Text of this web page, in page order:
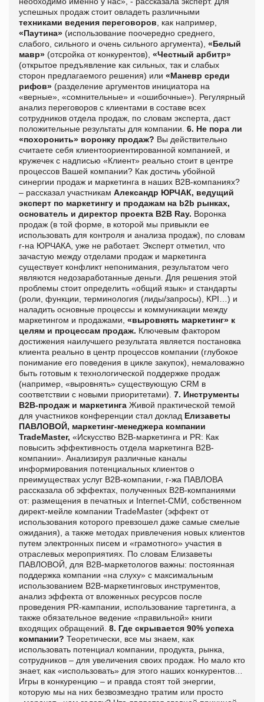
успешных продаж стоит овладеть различными
техниками ведения переговоров , как например,
«Паутина» (использование поочередно среднего,
слабого, сильного и очень сильного аргумента), «Белый
мавр» (отсройка от конкурентов), «Честный арбитр»
(открытое предъявление как сильных, так и слабых
сторон предлагаемого решения) или «Маневр среди
рифов» (разделение аргументов инициатора на
«верные», «сомнительные» и «ошибочные»). Регулярный
анализ переговоров с клиентами в составе всех
сотрудников отдела продаж, по словам эксперта, даст
положительные результаты для компании. 6. Не пора ли
«похоронить» воронку продаж? Вы действительно
считаете себя клиентоориентированной компанией, и
кружечек с надписью «Клиент» реально стоит в центре
процессов Вашей компании? Как достичь убойной
синергии продаж и маркетинга в наших В2В-компаниях?
– рассказал участникам Александр ЮРЧАК, ведущий
эксперт по маркетингу и продажам на b2b рынках,
основатель и директор проекта B2B Ray. Воронка
продаж (в той форме, в которой мы привыкли ее
использовать для контроля и анализа продаж), по словам
г-на ЮРЧАКА, уже не работает. Эксперт отметил, что
зачастую между отделами продаж и маркетинга
существует конфликт непонимания, результатом чего
являются недозаработанные деньги. Для решения этой
проблемы стоит определить «общий язык» и стандарты
(роли, функции, терминология (лиды/запросы), KPI…) и
наладить основные процессы и коммуникации между
маркетингом и продажами, «выровнять маркетинг» к
целям и процессам продаж. Ключевым фактором
достижения наилучшего результата является постановка
клиента реально в центр процессов компании (глубокое
понимание его поведения в цикле закупок), немаловажно
быть готовым к технологической поддержке продаж
(например, «выровнять» существующую CRM в
соответствии с новыми приоритетами). 7. Инструменты
В2В-продаж и маркетинга Живой практической темой
для участников конференции стал доклад Елизаветы
ПАВЛОВОЙ, маркетинг-менеджера компании
TradeMaster, «Искусство В2В-маркетинга и PR: Как
повысить эффективность отдела маркетинга B2B-
компании». Анализируя различные каналы
информирования потенциальных клиентов о
преимуществах услуг В2В-компании, г-жа ПАВЛОВА
рассказала об эффектах, полученных В2В-компаниями
от: размещения в печатных и Internet-СМИ, собственном
директ-мейле компании TradeMaster (эффект от
использования которого превзошел даже самые смелые
ожидания), а также методах привлечения новых клиентов
путем электронных писем и «грамотного» участия в
отраслевых мероприятиях. По словам Елизаветы
ПАВЛОВОЙ, для В2В-маркетологов важны: постоянная
поддержка компании «на слуху» с максимальным
использованием В2В-маркетинговых инструментов,
анализ эффекта от вложенных ресурсов после
проведения PR-кампании, использование таргетинга, а
также обязательное ведение «правильной» книги
входящих обращений. 8. Где скрывается 90% успеха
компании? Теоретически, все мы знаем, как
использовать потенциал компании, продукта, рынка,
сотрудников – для увеличения своих продаж. Но мало кто
знает, как «использовать» для этого наших конкурентов…
Игры в конкуренцию – и правда стоят той энергии,
которую мы на них безвозмездно тратим или просто